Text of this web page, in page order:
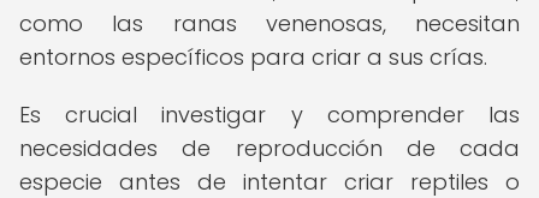
como las ranas venenosas, necesitan
entornos específicos para criar a sus crías.
Es crucial investigar y comprender las
necesidades de reproducción de cada
especie antes de intentar criar reptiles o